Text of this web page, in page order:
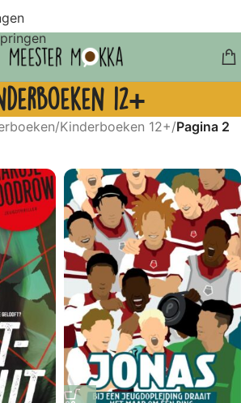
12+
/Kinderboeken 12+/Pagina 2